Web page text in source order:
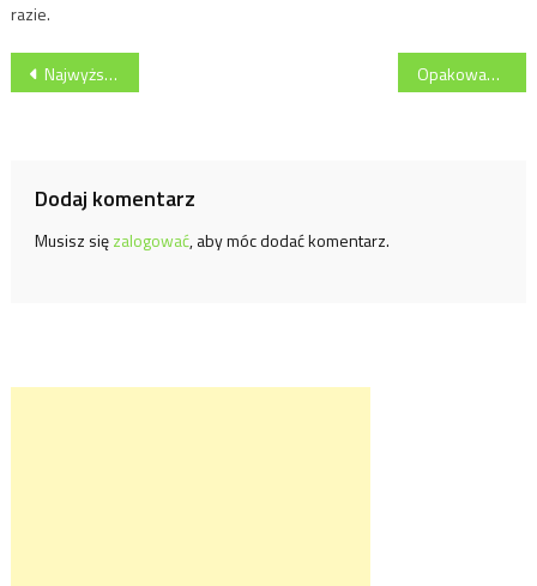
razie.
Nawigacja
Najwyższy stopień podium dla wódki BOLS Opakowania produktów spożywczych do wymiany
Dodaj komentarz
Musisz sięzalogować, aby móc dodać komentarz.